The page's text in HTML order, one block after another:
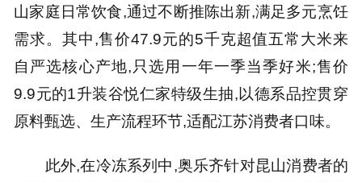
山家庭日常饮食,通过不断推陈出新,满足多元烹饪
需求。其中,售价47.9元的5千克超值五常大米来
自严选核心产地,只选用一年一季当季好米;售价
9.9元的1升装谷悦仁家特级生抽,以德系品控贯穿
原料甄选、生产流程环节,适配江苏消费者口味。
此外,在冷冻系列中,奥乐齐针对昆山消费者的